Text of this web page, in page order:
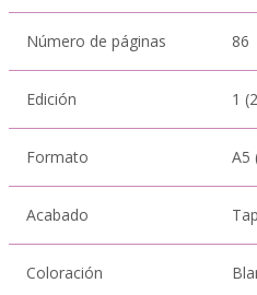
Número de páginas 86
Edición 1
Formato A5
Acabado
Coloración